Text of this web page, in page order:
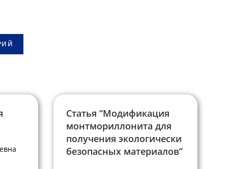
Статья “Модификация
монтмориллонита для
получения экологически
безопасных материалов”